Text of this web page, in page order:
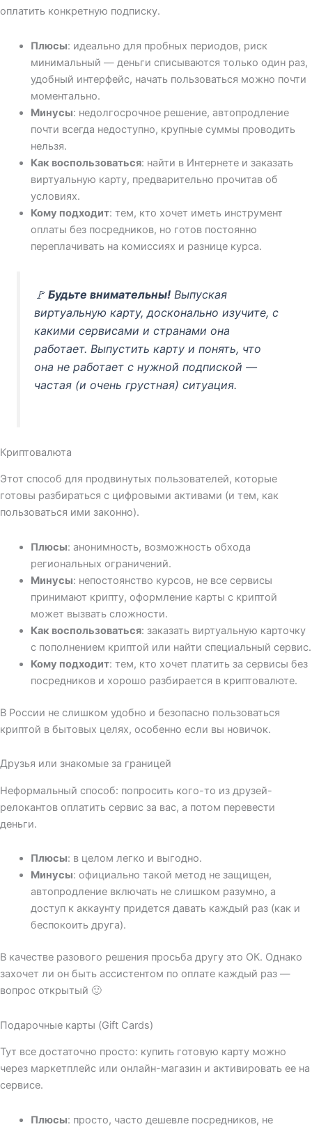
оплатить конкретную подписку.
Плюсы: идеально для пробных периодов, риск
минимальный — деньги списываются только один раз,
удобный интерфейс, начать пользоваться можно почти
моментально.
Минусы: недолгосрочное решение, автопродление
почти всегда недоступно, крупные суммы проводить
нельзя.
Как воспользоваться: найти в Интернете и заказать
виртуальную карту, предварительно прочитав об
условиях.
Кому подходит: тем, кто хочет иметь инструмент
оплаты без посредников, но готов постоянно
переплачивать на комиссиях и разнице курса.
🚩 Будьте внимательны! Выпуская
виртуальную карту, досконально изучите, с
какими сервисами и странами она
работает. Выпустить карту и понять, что
она не работает с нужной подпиской —
частая (и очень грустная) ситуация.
Криптовалюта
Этот способ для продвинутых пользователей, которые
готовы разбираться с цифровыми активами (и тем, как
пользоваться ими законно).
Плюсы: анонимность, возможность обхода
региональных ограничений.
Минусы: непостоянство курсов, не все сервисы
принимают крипту, оформление карты с криптой
может вызвать сложности.
Как воспользоваться: заказать виртуальную карточку
с пополнением криптой или найти специальный сервис.
Кому подходит: тем, кто хочет платить за сервисы без
посредников и хорошо разбирается в криптовалюте.
В России не слишком удобно и безопасно пользоваться
криптой в бытовых целях, особенно если вы новичок.
Друзья или знакомые за границей
Неформальный способ: попросить кого-то из друзей-
релокантов оплатить сервис за вас, а потом перевести
деньги.
Плюсы: в целом легко и выгодно.
Минусы: официально такой метод не защищен,
автопродление включать не слишком разумно, а
доступ к аккаунту придется давать каждый раз (как и
беспокоить друга).
В качестве разового решения просьба другу это ОК. Однако
захочет ли он быть ассистентом по оплате каждый раз —
вопрос открытый 🙂
Подарочные карты (Gift Cards)
Тут все достаточно просто: купить готовую карту можно
через маркетплейс или онлайн-магазин и активировать ее на
сервисе.
Плюсы: просто, часто дешевле посредников, не